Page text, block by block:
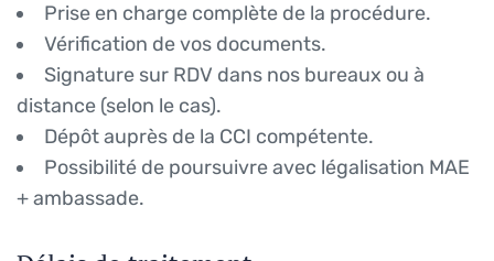
Prise en charge complète de la procédure.
Vérification de vos documents.
Signature sur RDV dans nos bureaux ou à
distance (selon le cas).
Dépôt auprès de la CCI compétente.
Possibilité de poursuivre avec légalisation MAE
+ ambassade.